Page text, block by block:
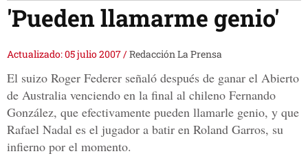
'Pueden llamarme genio'
Actualizado: 05 julio 2007/Redacción La Prensa
El suizo Roger Federer señaló después de ganar el Abierto
de Australia venciendo en la final al chileno Fernando
González, que efectivamente pueden llamarle genio, y que
Rafael Nadal es el jugador a batir en Roland Garros, su
infierno por el momento.